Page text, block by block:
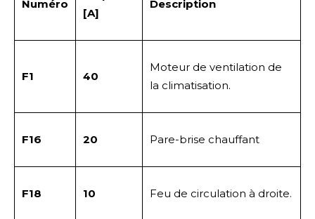
Numéro
[A]
Description
F1 40
Moteur de ventilation de
la climatisation.
F16 20 Pare-brise chauffant
F18 10 Feu de circulation à droite.